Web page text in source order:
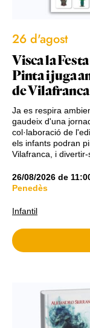
26 d'agost
Visca la
Pinta i juga
de
Ja es respira
gaudeix d'una
col·laboració de
els infants podran
Vilafranca, i
26/08/2026 de
Penedès
Infantil